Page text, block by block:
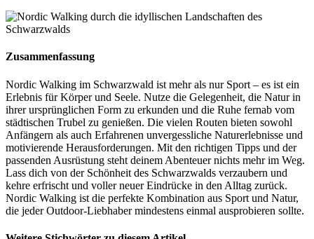
Zusammenfassung
Nordic Walking im Schwarzwald ist mehr als nur Sport – es ist ein
Erlebnis für Körper und Seele. Nutze die Gelegenheit, die Natur in
ihrer ursprünglichen Form zu erkunden und die Ruhe fernab vom
städtischen Trubel zu genießen. Die vielen Routen bieten sowohl
Anfängern als auch Erfahrenen unvergessliche Naturerlebnisse und
motivierende Herausforderungen. Mit den richtigen Tipps und der
passenden Ausrüstung steht deinem Abenteuer nichts mehr im Weg.
Lass dich von der Schönheit des Schwarzwalds verzaubern und
kehre erfrischt und voller neuer Eindrücke in den Alltag zurück.
Nordic Walking ist die perfekte Kombination aus Sport und Natur,
die jeder Outdoor-Liebhaber mindestens einmal ausprobieren sollte.